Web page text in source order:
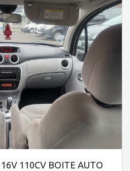
110CV BOITE AUTO